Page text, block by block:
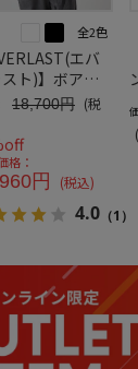
全2色
エバ
ト)】ボアフ
ジャケット
18,700円 (税
格：
円 (税込)
4.0 （1）